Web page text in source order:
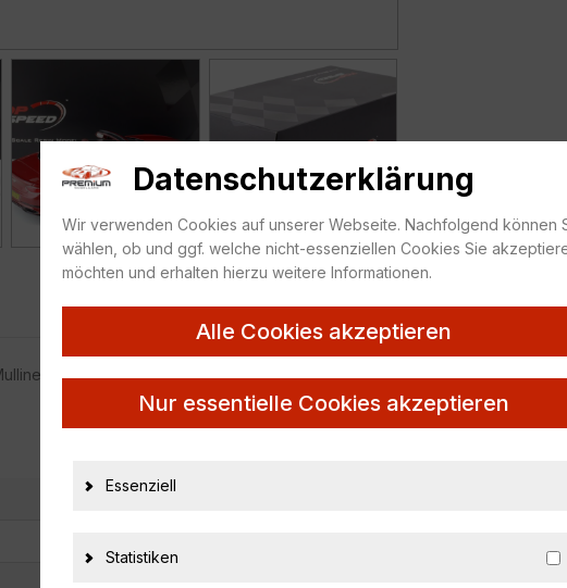
Number 1 Edition TS0362
Datenschutzerklärung
Wir verwenden Cookies auf unserer Webseite. Nachfolgend können
wählen, ob und ggf. welche nicht-essenziellen Cookies Sie
möchten und erhalten hierzu weitere Informationen.
Alle Cookies akzeptieren
Nur essentielle Cookies akzeptieren
Essenziell
Statistiken